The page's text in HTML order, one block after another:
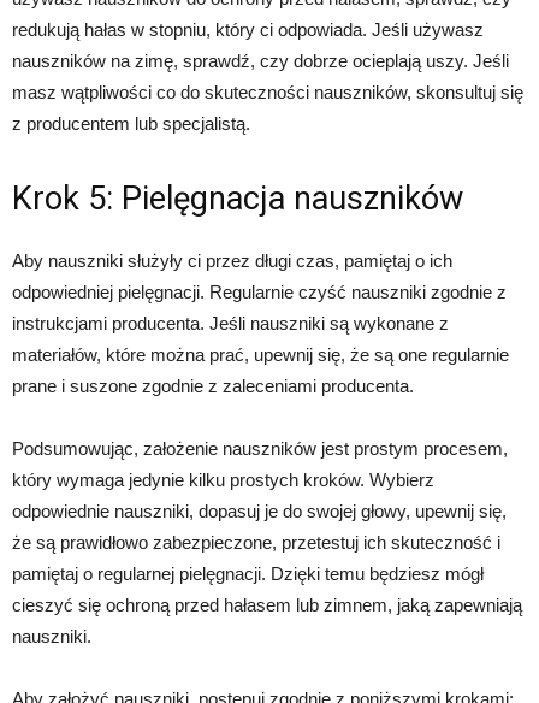
redukują hałas w stopniu, który ci odpowiada. Jeśli używasz
nauszników na zimę, sprawdź, czy dobrze ocieplają uszy. Jeśli
masz wątpliwości co do skuteczności nauszników, skonsultuj się
z producentem lub specjalistą.
Krok 5: Pielęgnacja nauszników
Aby nauszniki służyły ci przez długi czas, pamiętaj o ich
odpowiedniej pielęgnacji. Regularnie czyść nauszniki zgodnie z
instrukcjami producenta. Jeśli nauszniki są wykonane z
materiałów, które można prać, upewnij się, że są one regularnie
prane i suszone zgodnie z zaleceniami producenta.
Podsumowując, założenie nauszników jest prostym procesem,
który wymaga jedynie kilku prostych kroków. Wybierz
odpowiednie nauszniki, dopasuj je do swojej głowy, upewnij się,
że są prawidłowo zabezpieczone, przetestuj ich skuteczność i
pamiętaj o regularnej pielęgnacji. Dzięki temu będziesz mógł
cieszyć się ochroną przed hałasem lub zimnem, jaką zapewniają
nauszniki.
Aby założyć nauszniki, postępuj zgodnie z poniższymi krokami: